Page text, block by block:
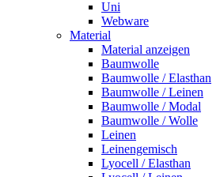
Uni
Webware
Material
Material anzeigen
Baumwolle
Baumwolle / Elasthan
Baumwolle / Leinen
Baumwolle / Modal
Baumwolle / Wolle
Leinen
Leinengemisch
Lyocell / Elasthan